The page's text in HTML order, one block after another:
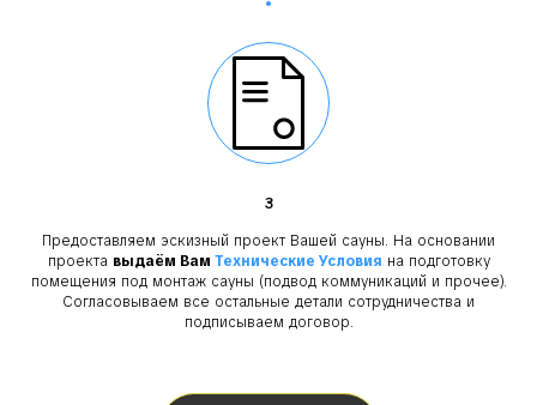
3
Предоставляем эскизный проект Вашей сауны. На основании
проекта выдаём Вам Технические Условия на подготовку
помещения под монтаж сауны (подвод коммуникаций и прочее).
Согласовываем все остальные детали сотрудничества и
подписываем договор.